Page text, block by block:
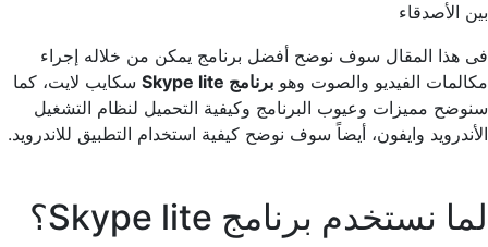
بين الأصدقاء
فى هذا المقال سوف نوضح أفضل برنامج يمكن من خلاله إجراء
مكالمات الفيديو والصوت وهو برنامج Skype lite
سكايب لايت، كما
سنوضح مميزات وعيوب البرنامج وكيفية التحميل لنظام التشغيل
الأندرويد وايفون، أيضاً سوف نوضح كيفية استخدام التطبيق للاندرويد.
لما نستخدم برنامج Skype lite؟